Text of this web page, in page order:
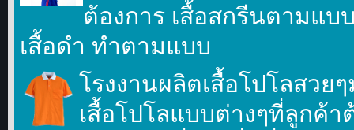
ต้องการ เสื้อสกรีนตามแบ
เสื้อดำ ทำตามแบบ
โรงงานผลิตเสื้อโปโลสวย
เสื้อโปโลแบบต่างๆที่ลูกค้